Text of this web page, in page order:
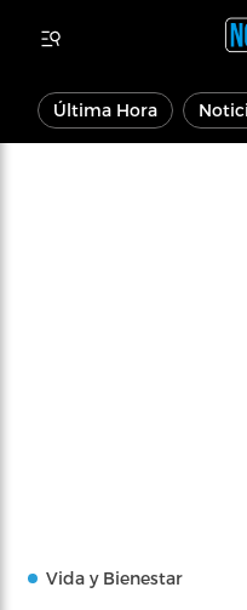
Última Hora
Vida y Bienestar